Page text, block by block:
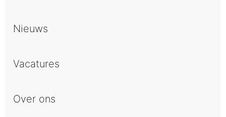
Nieuws
Vacatures
Over ons